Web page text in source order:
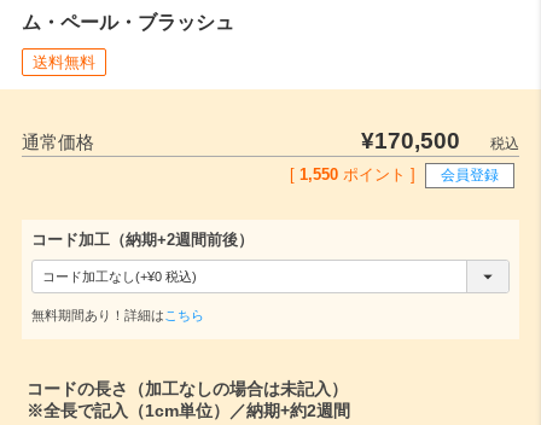
ム・ペール・ブラッシュ
送料無料
通常価格 ¥170,500
税込
1,550 ポイント ] 会員登録
コード加工（納期+2週間前後）
須
無料期間あり！詳細はこちら
コードの長さ（加工なしの場合は未記入）
※全長で記入（1cm単位）／納期+約2週間